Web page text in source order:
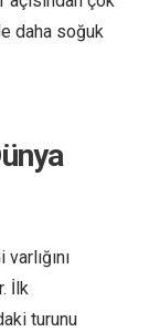
daha soğuk
İlk
turunu